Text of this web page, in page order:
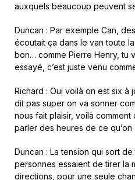
auxquels beaucoup peuvent
Duncan : Par exemple Can,
écoutait ça dans le van toute
bon… comme Pierre Henry, tu
essayé, c’est juste venu
Richard : Oui voilà on est six
dit pas super on va sonner
nous fait plaisir, voilà
parler des heures de ce qu’on
Duncan : La tension qui sort
personnes essaient de tirer la
directions, pour une seule